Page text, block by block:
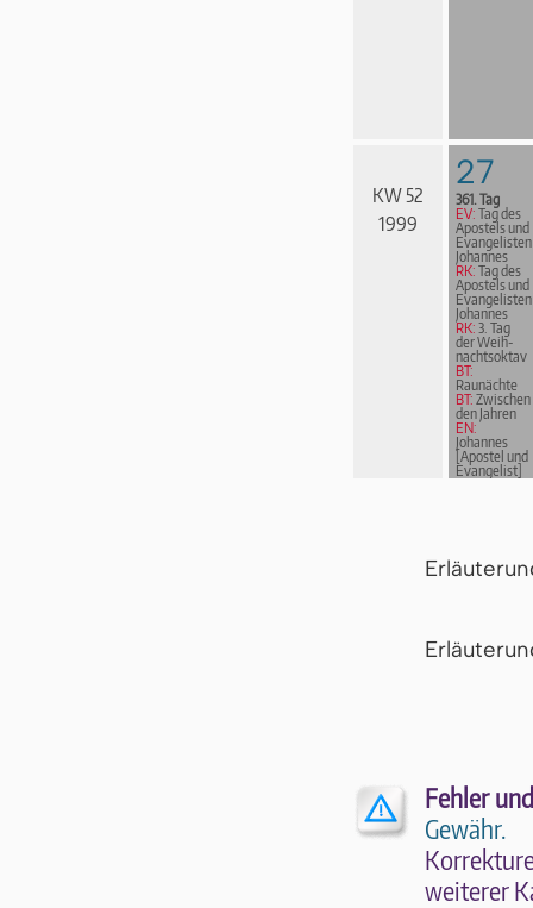
KW 52
1999
27
361. Tag
EV: Tag des
Apostels und
Evangelisten
Johannes
RK: Tag des
Apostels und
Evangelisten
Johannes
RK: 3. Tag
der Weih­
nachts­ok­tav
BT:
Raunächte
BT: Zwischen
den Jahren
EN:
Johannes
[Apostel und
Evangelist]
Fehler
Gewähr.
wei­te­rer